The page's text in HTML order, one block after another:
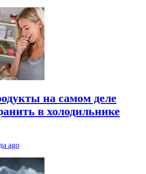
на самом деле
в холодильнике
ago